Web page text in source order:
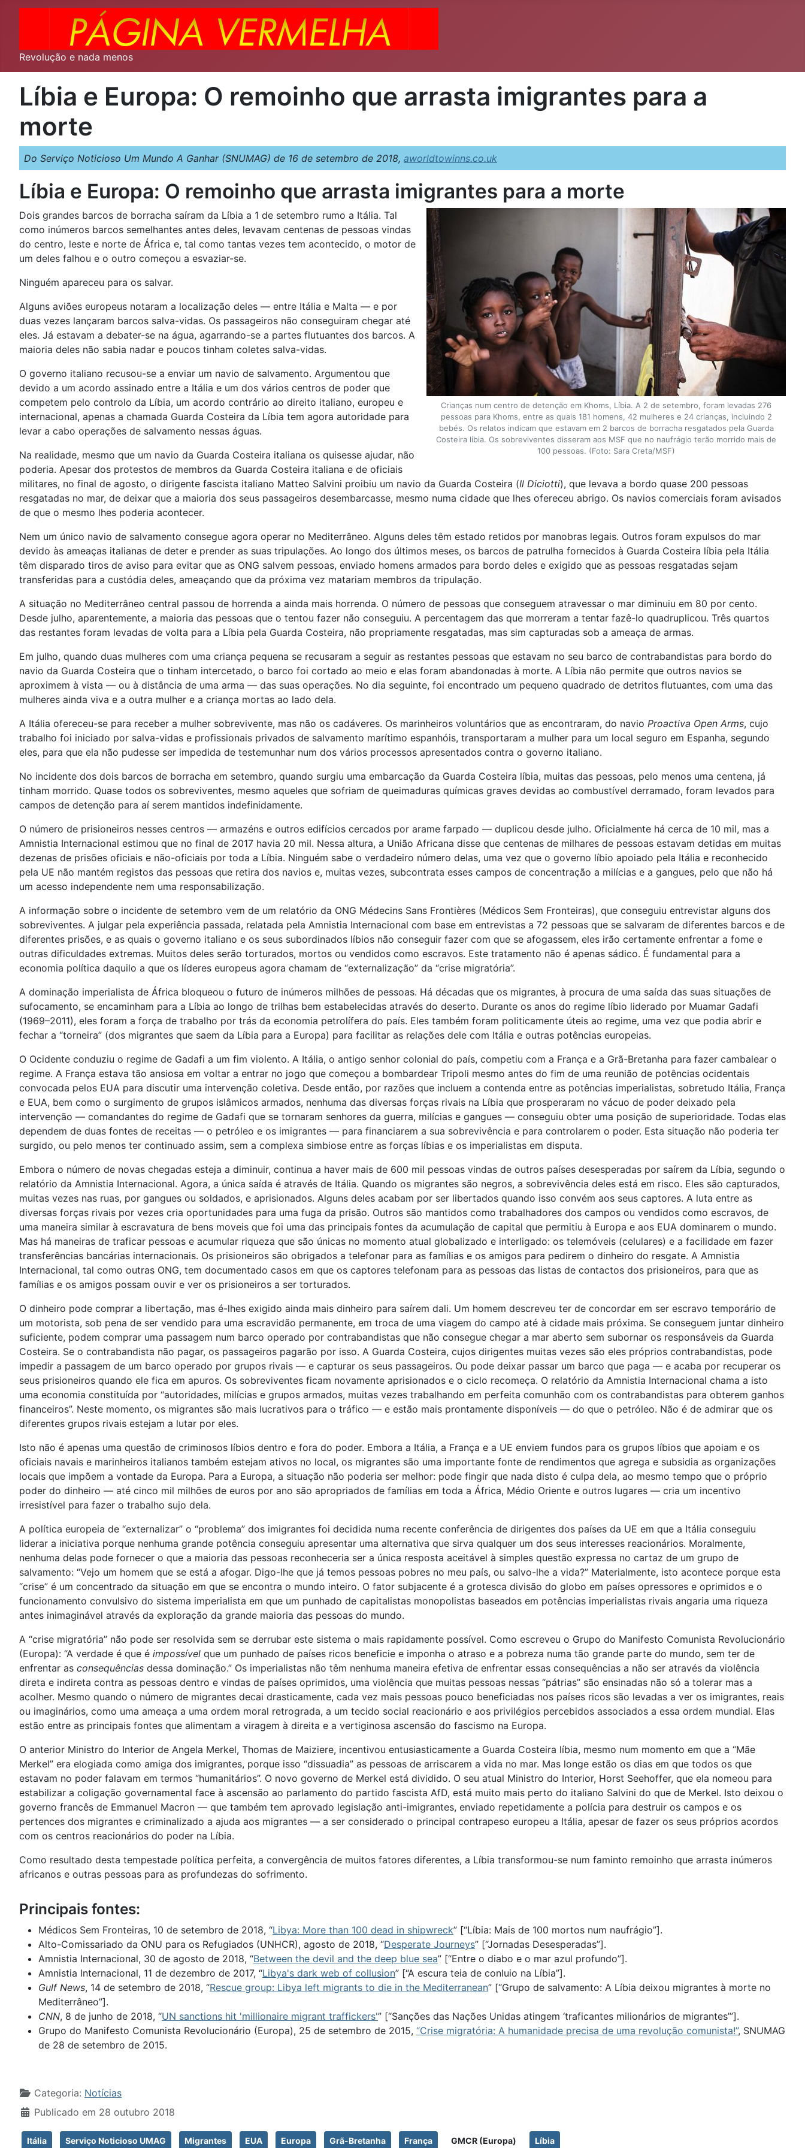
Revolução e nada menos
Líbia e Europa: O remoinho que arrasta imigrantes para a
morte
Do Serviço Noticioso Um Mundo A Ganhar (SNUMAG) de 16 de setembro de 2018, aworldtowinns.co.uk
Líbia e Europa: O remoinho que arrasta imigrantes para a morte
Crianças num centro de detenção em Khoms, Líbia. A 2 de setembro, foram levadas 276
pessoas para Khoms, entre as quais 181 homens, 42 mulheres e 24 crianças, incluindo 2
bebés. Os relatos indicam que estavam em 2 barcos de borracha resgatados pela Guarda
Costeira líbia. Os sobreviventes disseram aos MSF que no naufrágio terão morrido mais de
100 pessoas. (Foto: Sara Creta/MSF)
Dois grandes barcos de borracha saíram da Líbia a 1 de setembro rumo a Itália. Tal
como inúmeros barcos semelhantes antes deles, levavam centenas de pessoas vindas
do centro, leste e norte de África e, tal como tantas vezes tem acontecido, o motor de
um deles falhou e o outro começou a esvaziar-se.
Ninguém apareceu para os salvar.
Alguns aviões europeus notaram a localização deles — entre Itália e Malta — e por
duas vezes lançaram barcos salva-vidas. Os passageiros não conseguiram chegar até
eles. Já estavam a debater-se na água, agarrando-se a partes flutuantes dos barcos. A
maioria deles não sabia nadar e poucos tinham coletes salva-vidas.
O governo italiano recusou-se a enviar um navio de salvamento. Argumentou que
devido a um acordo assinado entre a Itália e um dos vários centros de poder que
competem pelo controlo da Líbia, um acordo contrário ao direito italiano, europeu e
internacional, apenas a chamada Guarda Costeira da Líbia tem agora autoridade para
levar a cabo operações de salvamento nessas águas.
Na realidade, mesmo que um navio da Guarda Costeira italiana os quisesse ajudar, não
poderia. Apesar dos protestos de membros da Guarda Costeira italiana e de oficiais
militares, no final de agosto, o dirigente fascista italiano Matteo Salvini proibiu um navio da Guarda Costeira (Il Diciotti), que levava a bordo quase 200 pessoas
resgatadas no mar, de deixar que a maioria dos seus passageiros desembarcasse, mesmo numa cidade que lhes ofereceu abrigo. Os navios comerciais foram avisados
de que o mesmo lhes poderia acontecer.
Nem um único navio de salvamento consegue agora operar no Mediterrâneo. Alguns deles têm estado retidos por manobras legais. Outros foram expulsos do mar
devido às ameaças italianas de deter e prender as suas tripulações. Ao longo dos últimos meses, os barcos de patrulha fornecidos à Guarda Costeira líbia pela Itália
têm disparado tiros de aviso para evitar que as ONG salvem pessoas, enviado homens armados para bordo deles e exigido que as pessoas resgatadas sejam
transferidas para a custódia deles, ameaçando que da próxima vez matariam membros da tripulação.
A situação no Mediterrâneo central passou de horrenda a ainda mais horrenda. O número de pessoas que conseguem atravessar o mar diminuiu em 80 por cento.
Desde julho, aparentemente, a maioria das pessoas que o tentou fazer não conseguiu. A percentagem das que morreram a tentar fazê-lo quadruplicou. Três quartos
das restantes foram levadas de volta para a Líbia pela Guarda Costeira, não propriamente resgatadas, mas sim capturadas sob a ameaça de armas.
Em julho, quando duas mulheres com uma criança pequena se recusaram a seguir as restantes pessoas que estavam no seu barco de contrabandistas para bordo do
navio da Guarda Costeira que o tinham intercetado, o barco foi cortado ao meio e elas foram abandonadas à morte. A Líbia não permite que outros navios se
aproximem à vista — ou à distância de uma arma — das suas operações. No dia seguinte, foi encontrado um pequeno quadrado de detritos flutuantes, com uma das
mulheres ainda viva e a outra mulher e a criança mortas ao lado dela.
A Itália ofereceu-se para receber a mulher sobrevivente, mas não os cadáveres. Os marinheiros voluntários que as encontraram, do navio Proactiva Open Arms, cujo
trabalho foi iniciado por salva-vidas e profissionais privados de salvamento marítimo espanhóis, transportaram a mulher para um local seguro em Espanha, segundo
eles, para que ela não pudesse ser impedida de testemunhar num dos vários processos apresentados contra o governo italiano.
No incidente dos dois barcos de borracha em setembro, quando surgiu uma embarcação da Guarda Costeira líbia, muitas das pessoas, pelo menos uma centena, já
tinham morrido. Quase todos os sobreviventes, mesmo aqueles que sofriam de queimaduras químicas graves devidas ao combustível derramado, foram levados para
campos de detenção para aí serem mantidos indefinidamente.
O número de prisioneiros nesses centros — armazéns e outros edifícios cercados por arame farpado — duplicou desde julho. Oficialmente há cerca de 10 mil, mas a
Amnistia Internacional estimou que no final de 2017 havia 20 mil. Nessa altura, a União Africana disse que centenas de milhares de pessoas estavam detidas em muitas
dezenas de prisões oficiais e não-oficiais por toda a Líbia. Ninguém sabe o verdadeiro número delas, uma vez que o governo líbio apoiado pela Itália e reconhecido
pela UE não mantém registos das pessoas que retira dos navios e, muitas vezes, subcontrata esses campos de concentração a milícias e a gangues, pelo que não há
um acesso independente nem uma responsabilização.
A informação sobre o incidente de setembro vem de um relatório da ONG Médecins Sans Frontières (Médicos Sem Fronteiras), que conseguiu entrevistar alguns dos
sobreviventes. A julgar pela experiência passada, relatada pela Amnistia Internacional com base em entrevistas a 72 pessoas que se salvaram de diferentes barcos e de
diferentes prisões, e as quais o governo italiano e os seus subordinados líbios não conseguir fazer com que se afogassem, eles irão certamente enfrentar a fome e
outras dificuldades extremas. Muitos deles serão torturados, mortos ou vendidos como escravos. Este tratamento não é apenas sádico. É fundamental para a
economia política daquilo a que os líderes europeus agora chamam de “externalização” da “crise migratória”.
A dominação imperialista de África bloqueou o futuro de inúmeros milhões de pessoas. Há décadas que os migrantes, à procura de uma saída das suas situações de
sufocamento, se encaminham para a Líbia ao longo de trilhas bem estabelecidas através do deserto. Durante os anos do regime líbio liderado por Muamar Gadafi
(1969–2011), eles foram a força de trabalho por trás da economia petrolífera do país. Eles também foram politicamente úteis ao regime, uma vez que podia abrir e
fechar a “torneira” (dos migrantes que saem da Líbia para a Europa) para facilitar as relações dele com Itália e outras potências europeias.
O Ocidente conduziu o regime de Gadafi a um fim violento. A Itália, o antigo senhor colonial do país, competiu com a França e a Grã-Bretanha para fazer cambalear o
regime. A França estava tão ansiosa em voltar a entrar no jogo que começou a bombardear Tripoli mesmo antes do fim de uma reunião de potências ocidentais
convocada pelos EUA para discutir uma intervenção coletiva. Desde então, por razões que incluem a contenda entre as potências imperialistas, sobretudo Itália, França
e EUA, bem como o surgimento de grupos islâmicos armados, nenhuma das diversas forças rivais na Líbia que prosperaram no vácuo de poder deixado pela
intervenção — comandantes do regime de Gadafi que se tornaram senhores da guerra, milícias e gangues — conseguiu obter uma posição de superioridade. Todas elas
dependem de duas fontes de receitas — o petróleo e os imigrantes — para financiarem a sua sobrevivência e para controlarem o poder. Esta situação não poderia ter
surgido, ou pelo menos ter continuado assim, sem a complexa simbiose entre as forças líbias e os imperialistas em disputa.
Embora o número de novas chegadas esteja a diminuir, continua a haver mais de 600 mil pessoas vindas de outros países desesperadas por saírem da Líbia, segundo o
relatório da Amnistia Internacional. Agora, a única saída é através de Itália. Quando os migrantes são negros, a sobrevivência deles está em risco. Eles são capturados,
muitas vezes nas ruas, por gangues ou soldados, e aprisionados. Alguns deles acabam por ser libertados quando isso convém aos seus captores. A luta entre as
diversas forças rivais por vezes cria oportunidades para uma fuga da prisão. Outros são mantidos como trabalhadores dos campos ou vendidos como escravos, de
uma maneira similar à escravatura de bens moveis que foi uma das principais fontes da acumulação de capital que permitiu à Europa e aos EUA dominarem o mundo.
Mas há maneiras de traficar pessoas e acumular riqueza que são únicas no momento atual globalizado e interligado: os telemóveis (celulares) e a facilidade em fazer
transferências bancárias internacionais. Os prisioneiros são obrigados a telefonar para as famílias e os amigos para pedirem o dinheiro do resgate. A Amnistia
Internacional, tal como outras ONG, tem documentado casos em que os captores telefonam para as pessoas das listas de contactos dos prisioneiros, para que as
famílias e os amigos possam ouvir e ver os prisioneiros a ser torturados.
O dinheiro pode comprar a libertação, mas é-lhes exigido ainda mais dinheiro para saírem dali. Um homem descreveu ter de concordar em ser escravo temporário de
um motorista, sob pena de ser vendido para uma escravidão permanente, em troca de uma viagem do campo até à cidade mais próxima. Se conseguem juntar dinheiro
suficiente, podem comprar uma passagem num barco operado por contrabandistas que não consegue chegar a mar aberto sem subornar os responsáveis da Guarda
Costeira. Se o contrabandista não pagar, os passageiros pagarão por isso. A Guarda Costeira, cujos dirigentes muitas vezes são eles próprios contrabandistas, pode
impedir a passagem de um barco operado por grupos rivais — e capturar os seus passageiros. Ou pode deixar passar um barco que paga — e acaba por recuperar os
seus prisioneiros quando ele fica em apuros. Os sobreviventes ficam novamente aprisionados e o ciclo recomeça. O relatório da Amnistia Internacional chama a isto
uma economia constituída por “autoridades, milícias e grupos armados, muitas vezes trabalhando em perfeita comunhão com os contrabandistas para obterem ganhos
financeiros”. Neste momento, os migrantes são mais lucrativos para o tráfico — e estão mais prontamente disponíveis — do que o petróleo. Não é de admirar que os
diferentes grupos rivais estejam a lutar por eles.
Isto não é apenas uma questão de criminosos líbios dentro e fora do poder. Embora a Itália, a França e a UE enviem fundos para os grupos líbios que apoiam e os
oficiais navais e marinheiros italianos também estejam ativos no local, os migrantes são uma importante fonte de rendimentos que agrega e subsidia as organizações
locais que impõem a vontade da Europa. Para a Europa, a situação não poderia ser melhor: pode fingir que nada disto é culpa dela, ao mesmo tempo que o próprio
poder do dinheiro — até cinco mil milhões de euros por ano são apropriados de famílias em toda a África, Médio Oriente e outros lugares — cria um incentivo
irresistível para fazer o trabalho sujo dela.
A política europeia de “externalizar” o “problema” dos imigrantes foi decidida numa recente conferência de dirigentes dos países da UE em que a Itália conseguiu
liderar a iniciativa porque nenhuma grande potência conseguiu apresentar uma alternativa que sirva qualquer um dos seus interesses reacionários. Moralmente,
nenhuma delas pode fornecer o que a maioria das pessoas reconheceria ser a única resposta aceitável à simples questão expressa no cartaz de um grupo de
salvamento: “Vejo um homem que se está a afogar. Digo-lhe que já temos pessoas pobres no meu país, ou salvo-lhe a vida?” Materialmente, isto acontece porque esta
“crise” é um concentrado da situação em que se encontra o mundo inteiro. O fator subjacente é a grotesca divisão do globo em países opressores e oprimidos e o
funcionamento convulsivo do sistema imperialista em que um punhado de capitalistas monopolistas baseados em potências imperialistas rivais angaria uma riqueza
antes inimaginável através da exploração da grande maioria das pessoas do mundo.
A “crise migratória” não pode ser resolvida sem se derrubar este sistema o mais rapidamente possível. Como escreveu o Grupo do Manifesto Comunista Revolucionário
(Europa): “A verdade é que é impossível que um punhado de países ricos beneficie e imponha o atraso e a pobreza numa tão grande parte do mundo, sem ter de
enfrentar as consequências dessa dominação.” Os imperialistas não têm nenhuma maneira efetiva de enfrentar essas consequências a não ser através da violência
direta e indireta contra as pessoas dentro e vindas de países oprimidos, uma violência que muitas pessoas nessas “pátrias” são ensinadas não só a tolerar mas a
acolher. Mesmo quando o número de migrantes decai drasticamente, cada vez mais pessoas pouco beneficiadas nos países ricos são levadas a ver os imigrantes, reais
ou imaginários, como uma ameaça a uma ordem moral retrograda, a um tecido social reacionário e aos privilégios percebidos associados a essa ordem mundial. Elas
estão entre as principais fontes que alimentam a viragem à direita e a vertiginosa ascensão do fascismo na Europa.
O anterior Ministro do Interior de Angela Merkel, Thomas de Maiziere, incentivou entusiasticamente a Guarda Costeira líbia, mesmo num momento em que a “Mãe
Merkel” era elogiada como amiga dos imigrantes, porque isso “dissuadia” as pessoas de arriscarem a vida no mar. Mas longe estão os dias em que todos os que
estavam no poder falavam em termos “humanitários”. O novo governo de Merkel está dividido. O seu atual Ministro do Interior, Horst Seehoffer, que ela nomeou para
estabilizar a coligação governamental face à ascensão ao parlamento do partido fascista AfD, está muito mais perto do italiano Salvini do que de Merkel. Isto deixou o
governo francês de Emmanuel Macron — que também tem aprovado legislação anti-imigrantes, enviado repetidamente a polícia para destruir os campos e os
pertences dos migrantes e criminalizado a ajuda aos migrantes — a ser considerado o principal contrapeso europeu a Itália, apesar de fazer os seus próprios acordos
com os centros reacionários do poder na Líbia.
Como resultado desta tempestade política perfeita, a convergência de muitos fatores diferentes, a Líbia transformou-se num faminto remoinho que arrasta inúmeros
africanos e outras pessoas para as profundezas do sofrimento.
Principais fontes:
Médicos Sem Fronteiras, 10 de setembro de 2018, “Libya: More than 100 dead in shipwreck” [“Líbia: Mais de 100 mortos num naufrágio”].
Alto-Comissariado da ONU para os Refugiados (UNHCR), agosto de 2018, “Desperate Journeys” [“Jornadas Desesperadas”].
Amnistia Internacional, 30 de agosto de 2018, “Between the devil and the deep blue sea” [“Entre o diabo e o mar azul profundo”].
Amnistia Internacional, 11 de dezembro de 2017, “Libya's dark web of collusion” [“A escura teia de conluio na Líbia”].
Gulf News, 14 de setembro de 2018, “Rescue group: Libya left migrants to die in the Mediterranean” [“Grupo de salvamento: A Líbia deixou migrantes à morte no
Mediterrâneo”].
CNN, 8 de junho de 2018, “UN sanctions hit 'millionaire migrant traffickers'” [“Sanções das Nações Unidas atingem ‘traficantes milionários de migrantes’”].
Grupo do Manifesto Comunista Revolucionário (Europa), 25 de setembro de 2015, “Crise migratória: A humanidade precisa de uma revolução comunista!”, SNUMAG
de 28 de setembro de 2015.
Detalhes
Categoria: Notícias
Publicado em 28 outubro 2018
Itália Serviço Noticioso UMAG Migrantes EUA Europa Grã-Bretanha França GMCR (Europa) Líbia